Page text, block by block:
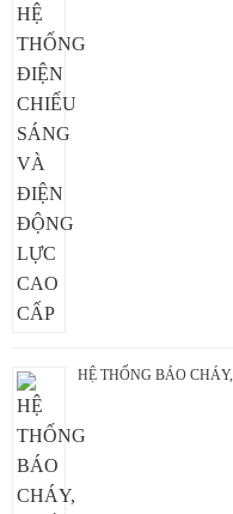
HỆ THỐNG BÁO